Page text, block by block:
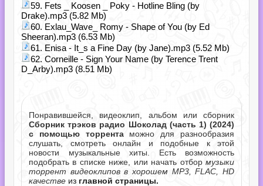
59. Fets _ Koosen _ Poky - Hotline Bling (by
Drake).mp3 (5.82 Mb)
60. Exlau_Wave_ Romy - Shape of You (by Ed
Sheeran).mp3 (6.53 Mb)
61. Enisa - It_s a Fine Day (by Jane).mp3 (5.52 Mb)
62. Corneille - Sign Your Name (by Terence Trent
D_Arby).mp3 (8.51 Mb)
Понравившейся, видеоклип, альбом или сборник
Сборник трэков радио Шоколад (часть 1) (2024)
с помощью торрентаможно для разнообразия
слушать, смотреть онлайн и подобные к этой
новости музыкальные хиты. Есть возможность
подобрать в списке ниже, или начать отбор музыки
торрент видеоклипов в хорошем MP3, FLAC, HD
качестве из главной страницы.